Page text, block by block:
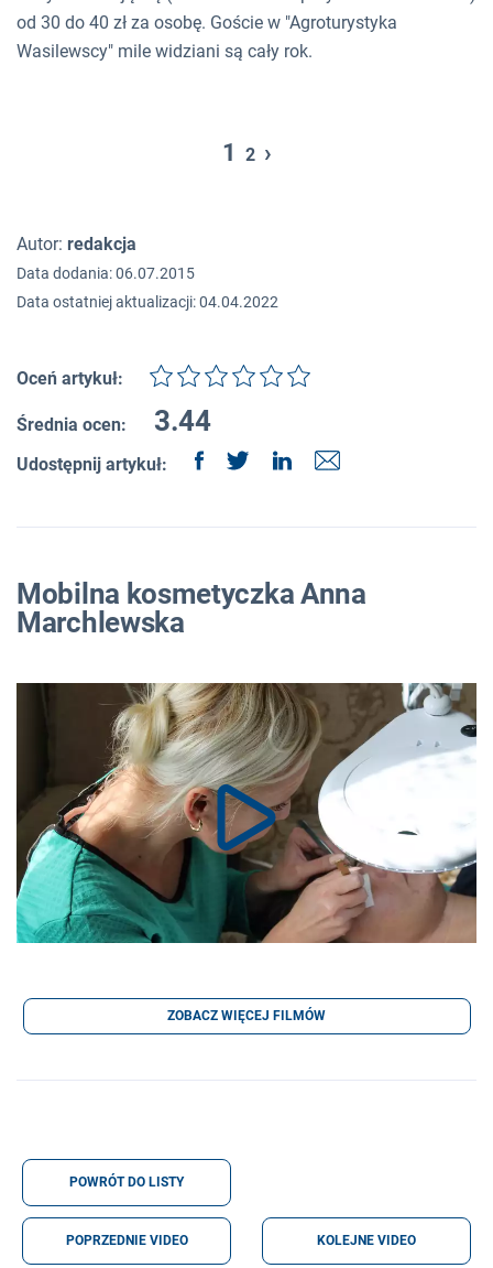
od 30 do 40 zł za osobę. Goście w "Agroturystyka
Wasilewscy" mile widziani są cały rok.
1 2 ›
Autor: redakcja
Data dodania: 06.07.2015
Data ostatniej aktualizacji: 04.04.2022
Oceń artykuł:
Średnia ocen: 3.44
Udostępnij artykuł:
Mobilna kosmetyczka Anna
Marchlewska
ZOBACZ WIĘCEJ FILMÓW
POWRÓT DO LISTY
POPRZEDNIE VIDEO KOLEJNE VIDEO